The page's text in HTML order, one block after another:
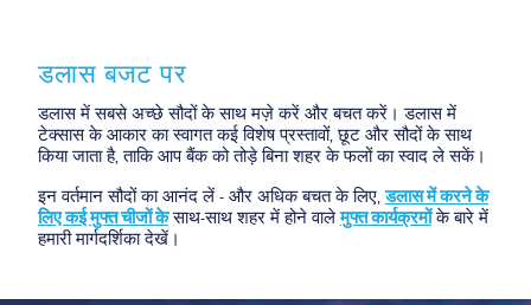
डलास बजट पर
डलास में सबसे अच्छे सौदों के साथ मज़े करें और बचत करें। डलास में
टेक्सास के आकार का स्वागत कई विशेष प्रस्तावों, छूट और सौदों के साथ
किया जाता है, ताकि आप बैंक को तोड़े बिना शहर के फलों का स्वाद ले सकें।
इन वर्तमान सौदों का आनंद लें - और अधिक बचत के लिए,डलास में करने के
लिए कई मुफ्त चीजों केसाथ-साथ शहर में होने वालेमुफ्त कार्यक्रमोंके बारे में
हमारी मार्गदर्शिका देखें।